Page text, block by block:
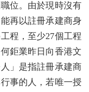
位。由於現時沒有
再以註冊承建商身
程，至少27個工程
鉅業昨日向香港文
」是指註冊承建商
事的人，若唯一授